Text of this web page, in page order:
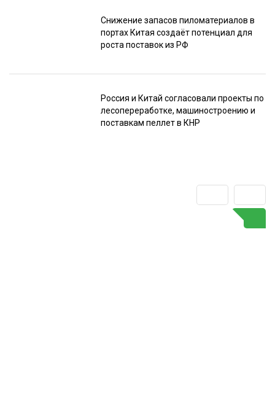
Снижение запасов пиломатериалов в
портах Китая создаёт потенциал для
роста поставок из РФ
Россия и Китай согласовали проекты по
лесопереработке, машиностроению и
поставкам пеллет в КНР